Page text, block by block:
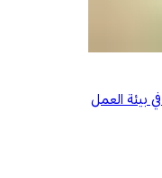
بيئة العمل